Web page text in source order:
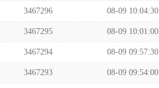
3467296 08-09 10:04:30
3467295 08-09 10:01:00
3467294 08-09 09:57:30
3467293 08-09 09:54:00